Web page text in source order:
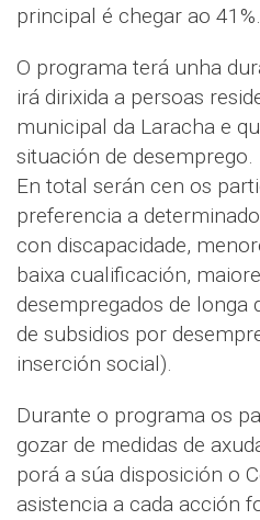
principal é chegar ao 41%.
O programa terá unha
irá dirixida a persoas
municipal da Laracha e
situación de desemprego.
En total serán cen os
preferencia a
con discapacidade,
baixa cualificación,
desempregados de longa
de subsidios por
inserción social).
Durante o programa os
gozar de medidas de
porá a súa disposición o
asistencia a cada acción